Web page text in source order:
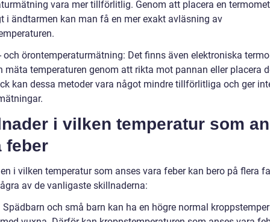
vara mer tillförlitlig. Genom att placera en
i ändtarmen kan man få en mer exakt avläsning av
och örontemperaturmätning: Det finns även elektroniska
mäta temperaturen genom att rikta mot pannan eller placera
kan dessa metoder vara något mindre tillförlitliga och ger
i vilken temperatur som
feber
i vilken temperatur som anses vara feber kan bero på flera
av de vanligaste skillnaderna:
Spädbarn och små barn kan ha en högre normal